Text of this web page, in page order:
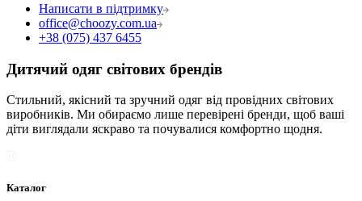
Написати в підтримку
office@choozy.com.ua
+38 (075) 437 6455
Дитячий одяг світових брендів
Стильний, якісний та зручний одяг від провідних світових
виробників. Ми обираємо лише перевірені бренди, щоб ваші
діти виглядали яскраво та почувалися комфортно щодня.
Каталог